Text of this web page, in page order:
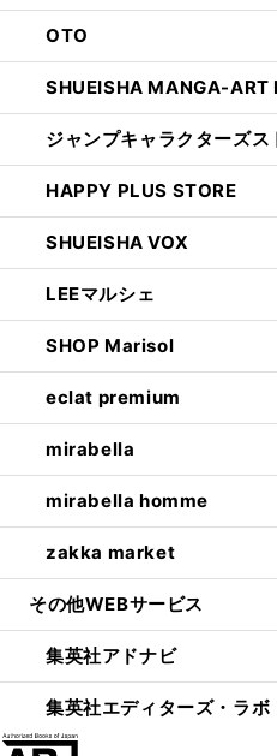
OTO
SHUEISHA MANGA-ART
ジャンプキャラクターズス
HAPPY PLUS STORE
SHUEISHA VOX
LEEマルシェ
SHOP Marisol
eclat premium
mirabella
mirabella homme
zakka market
その他WEBサービス
集英社アドナビ
集英社エディターズ・ラボ